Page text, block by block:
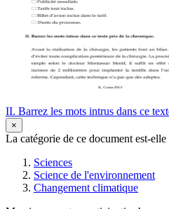
II. Barrez les mots intrus dans ce
×
La catégorie de ce document est-elle
Sciences
Science de l'environnement
Changement climatique